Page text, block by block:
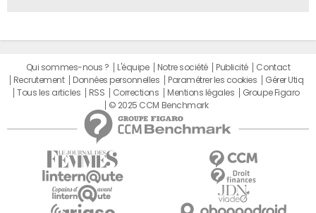
Qui sommes-nous ? L'équipe Notre société Publicité
Contact
Recrutement
Données personnelles Paramétrer les cookies
Gérer Utiq
Tous les articles
RSS Corrections Mentions légales
Groupe Figaro
© 2025 CCM Benchmark